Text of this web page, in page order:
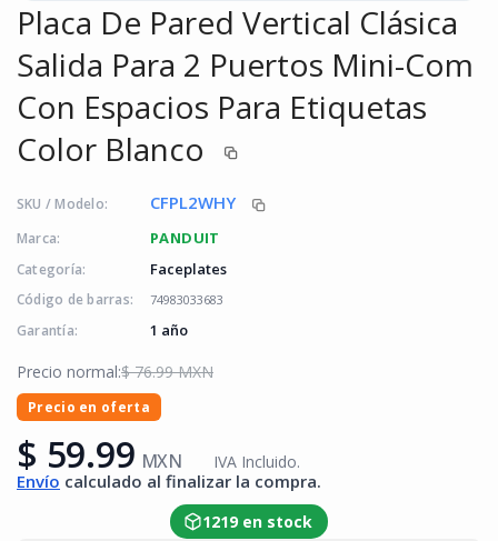
Placa De Pared Vertical Clásica
Salida Para 2 Puertos Mini-Com
Con Espacios Para Etiquetas
Color Blanco
SKU / Modelo: CFPL2WHY
Marca: PANDUIT
Categoría: Faceplates
Código de barras: 74983033683
Garantía: 1 año
Precio normal:$ 76.99 MXN
Precio en oferta
$ 59.99 MXN IVA Incluido.
Envío calculado al finalizar la compra.
cantidad
para
Placa De
1219 en stock